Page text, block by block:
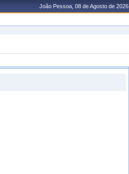
João Pessoa, 08 de Agosto de 2026